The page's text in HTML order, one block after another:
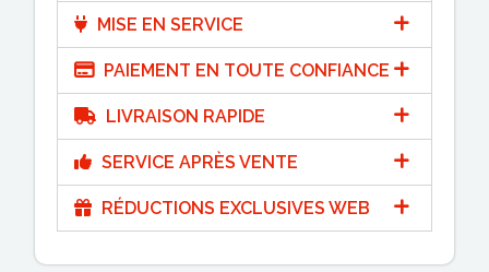
MISE EN SERVICE
PAIEMENT EN TOUTE CONFIANCE
LIVRAISON RAPIDE
SERVICE APRÈS VENTE
RÉDUCTIONS EXCLUSIVES WEB